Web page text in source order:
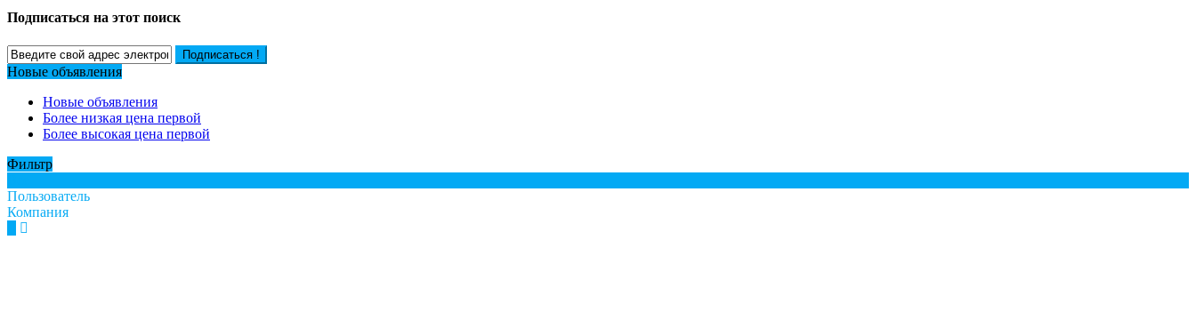
Подписаться на этот поиск
Подписаться !
Новые объявления
Новые объявления
Более низкая цена первой
Более высокая цена первой
Фильтр
Пользователь
Компания